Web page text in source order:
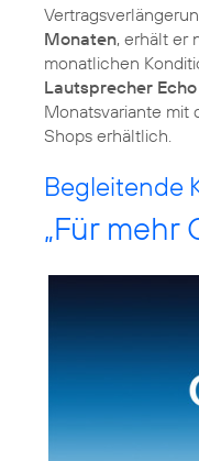
Monaten, erhält er
monatlichen
Lautsprecher
Monatsvariante mit
Shops erhältlich.
Begleitende
„Für mehr